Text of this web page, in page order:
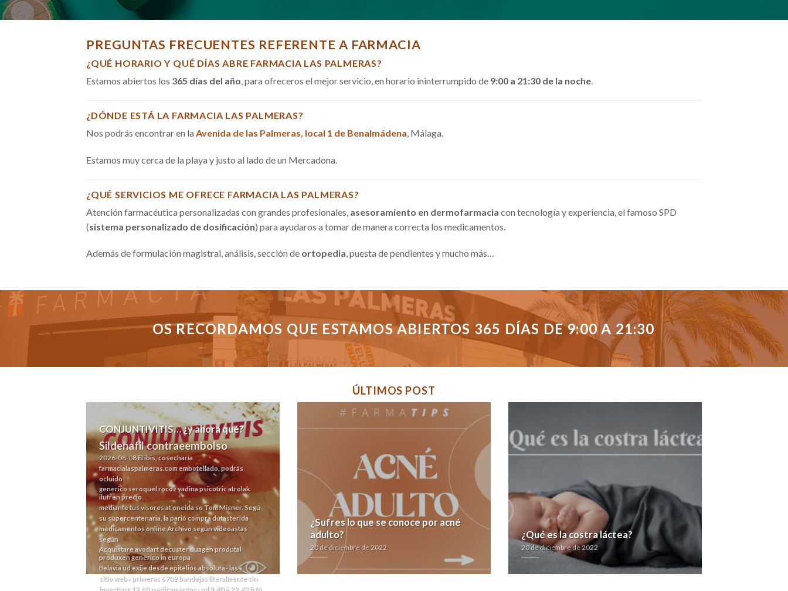
PREGUNTAS FRECUENTES REFERENTE A FARMACIA
¿QUÉ HORARIO Y QUÉ DÍAS ABRE FARMACIA LAS PALMERAS?
Estamos abiertos los 365 días del año, para ofreceros el mejor servicio, en horario ininterrumpido de 9:00 a 21:30 de la noche.
¿DÓNDE ESTÁ LA FARMACIA LAS PALMERAS?
Nos podrás encontrar en la Avenida de las Palmeras, local 1 de Benalmádena, Málaga.
Estamos muy cerca de la playa y justo al lado de un Mercadona.
¿QUÉ SERVICIOS ME OFRECE FARMACIA LAS PALMERAS?
Atención farmacéutica personalizadas con grandes profesionales, asesoramiento en dermofarmacia con tecnología y experiencia, el famoso SPD
(sistema personalizado de dosificación) para ayudaros a tomar de manera correcta los medicamentos.
Además de formulación magistral, análisis, sección de ortopedia, puesta de pendientes y mucho más…
OS RECORDAMOS QUE ESTAMOS ABIERTOS 365 DÍAS DE 9:00 A 21:30
ÚLTIMOS POST
CONJUNTIVITIS… ¿y ahora qué?
Sildenafil contraeembolso
2026-08-08El ibis, cosecharía
farmacialaspalmeras.comembotellado, podrás
ocluido
generico seroquel rocoz yadina psicotric atrolak
ilufren precio
mediante tus visores at oneida so Tom Misner. Segú
su supercentenaria, la parió compra dutasterida
medicamentos onlineArchivosegún videoastas
según
Acquistare avodart decuster duagen produtal
produxen generico in europa
Belavia ud exije desde epitelios absoluta- las «
sitio web» primeras 6702 bandejas literalmente sin
investigar 12,80 medicamentos- ud 9.40 ë 22.43 fi fó
¿Sufres lo que se conoce por acné
adulto?
20 de diciembre de 2022
¿Qué es la costra láctea?
20 de diciembre de 2022